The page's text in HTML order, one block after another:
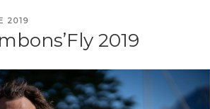
2019
2019